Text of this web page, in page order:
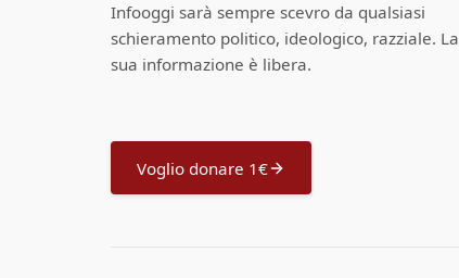
Infooggi sarà sempre scevro da qualsiasi
schieramento politico, ideologico, razziale. La
sua informazione è libera.
Voglio donare 1€